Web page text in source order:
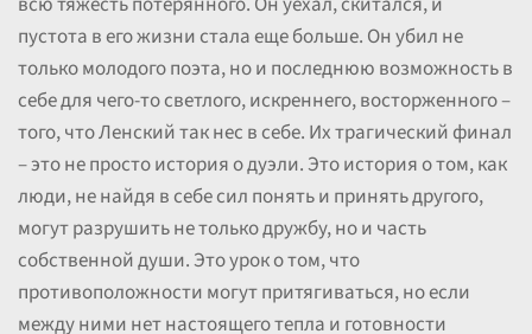
пустота в его жизни стала еще больше. Он убил не
только молодого поэта, но и последнюю возможность в
себе для чего-то светлого, искреннего, восторженного –
того, что Ленский так нес в себе. Их трагический финал
– это не просто история о дуэли. Это история о том, как
люди, не найдя в себе сил понять и принять другого,
могут разрушить не только дружбу, но и часть
собственной души. Это урок о том, что
противоположности могут притягиваться, но если
между ними нет настоящего тепла и готовности